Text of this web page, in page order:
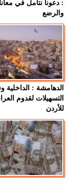
: دعونا نتأمل في
والرضع
الدهامشة :
التسهيلات لقدوم
للأردن